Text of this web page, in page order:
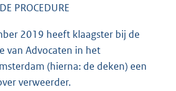
PROCEDURE
2019 heeft klaagster bij de
van Advocaten in het
(hierna: de deken) een
verweerder.